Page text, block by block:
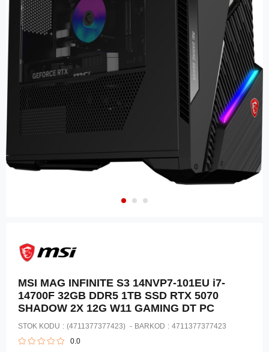
MSI MAG INFINITE S3 14NVP7-101EU i7-
14700F 32GB DDR5 1TB SSD RTX 5070
SHADOW 2X 12G W11 GAMING DT PC
STOK KODU (4711377377423) BARKOD : 4711377377423
0.0